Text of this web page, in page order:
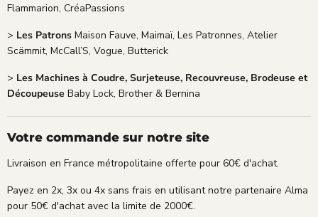
Flammarion, CréaPassions
> Les Patrons Maison Fauve, Maimaï, Les Patronnes, Atelier
Scämmit, McCall’S, Vogue, Butterick
> Les Machines à Coudre, Surjeteuse, Recouvreuse, Brodeuse et
Découpeuse Baby Lock, Brother & Bernina
Votre commande sur notre site
Livraison en France métropolitaine offerte pour 60€ d'achat.
Payez en 2x, 3x ou 4x sans frais en utilisant notre partenaire Alma
pour 50€ d'achat avec la limite de 2000€.